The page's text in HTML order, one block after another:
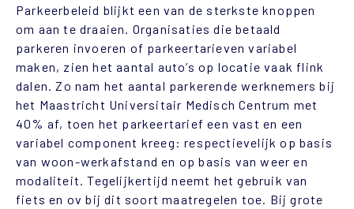
Parkeerbeleid blijkt een van de sterkste knoppen
om aan te draaien. Organisaties die betaald
parkeren invoeren of parkeertarieven variabel
maken, zien het aantal auto’s op locatie vaak flink
dalen. Zo nam het aantal parkerende werknemers bij
het Maastricht Universitair Medisch Centrum met
40% af, toen het parkeertarief een vast en een
variabel component kreeg: respectievelijk op basis
van woon-werkafstand en op basis van weer en
modaliteit. Tegelijkertijd neemt het gebruik van
fiets en ov bij dit soort maatregelen toe. Bij grote